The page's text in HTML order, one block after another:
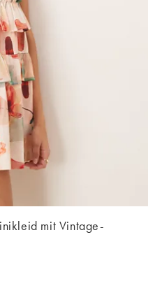
mit Vintage-
€ (+24%). Vorher 29,99